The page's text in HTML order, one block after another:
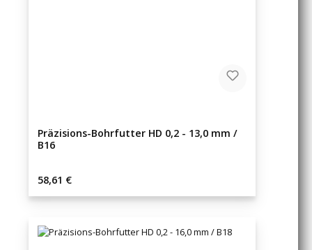
Präzisions-Bohrfutter HD 0,2 - 13,0 mm /
B16
Regulärer Preis:
58,61 €